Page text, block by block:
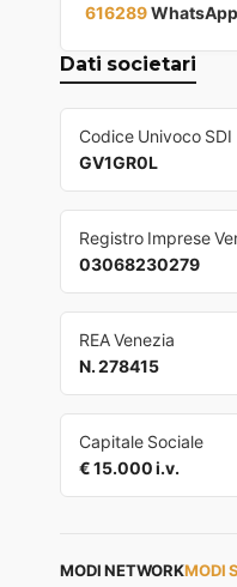
616289WhatsApp
Dati societari
Codice Univoco SDI
GV1GR0L
Registro Imprese
03068230279
REA Venezia
N. 278415
Capitale Sociale
€ 15.000 i.v.
MODI NETWORKMODI